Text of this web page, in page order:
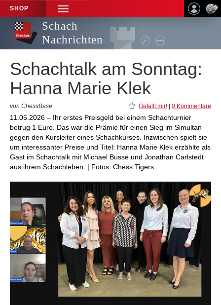
SHOP
TOGGLE
NAVIGATION
Schach
Nachrichten
Schachtalk am Sonntag:
Hanna Marie Klek
von ChessBase Gefällt mir! 0 Kommentare
11.05.2026 – Ihr erstes Preisgeld bei einem Schachturnier
betrug 1 Euro. Das war die Prämie für einen Sieg im Simultan
gegen den Kursleiter eines Schachkurses. Inzwischen spielt sie
um interessanter Preise und Titel: Hanna Marie Klek erzählte als
Gast im Schachtalk mit Michael Busse und Jonathan Carlstedt
aus ihrem Schachleben. | Fotos: Chess Tigers